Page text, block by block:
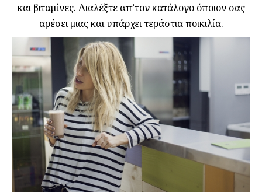
και βιταμίνες. Διαλέξτε απ’τον κατάλογο όποιον σας
αρέσει μιας και υπάρχει τεράστια ποικιλία.